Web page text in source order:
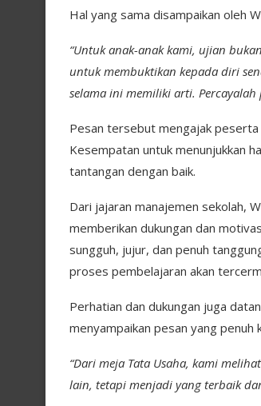
Hal yang sama disampaikan oleh
“Untuk anak-anak kami, ujian
untuk membuktikan kepada diri
selama ini memiliki arti.
Pesan tersebut mengajak peserta
Kesempatan untuk menunjukkan
tantangan dengan baik.
Dari jajaran manajemen sekolah,
memberikan dukungan dan
sungguh, jujur, dan penuh
proses pembelajaran akan
Perhatian dan dukungan juga
menyampaikan pesan yang penuh
“Dari meja Tata Usaha, kami
lain, tetapi menjadi yang terbaik